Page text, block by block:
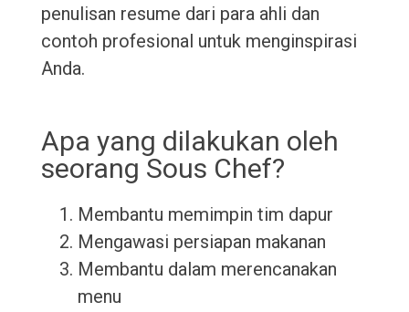
penulisan resume dari para ahli dan
contoh profesional untuk menginspirasi
Anda.
Apa yang dilakukan oleh
seorang Sous Chef?
Membantu memimpin tim dapur
Mengawasi persiapan makanan
Membantu dalam merencanakan
menu